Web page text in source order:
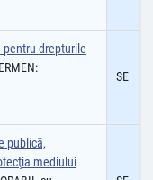
pentru drepturile
SE
publică,
mediului